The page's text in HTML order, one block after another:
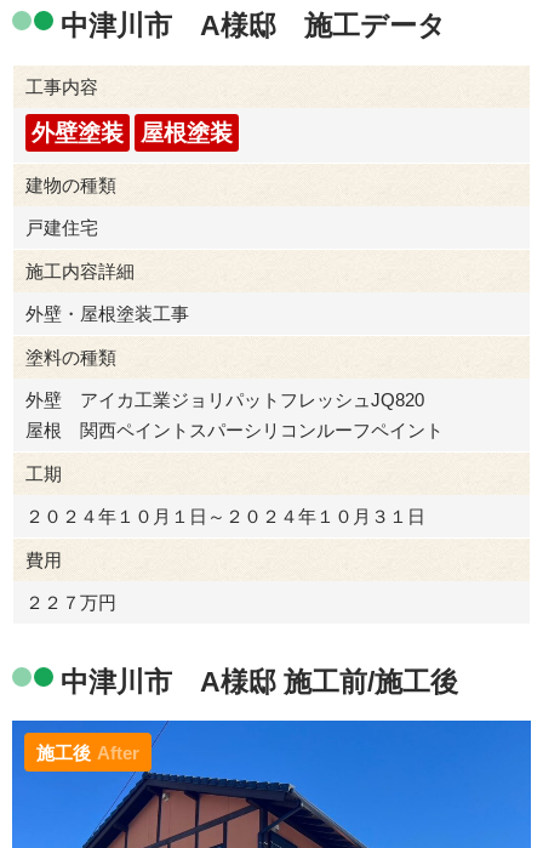
中津川市 A様邸 施工データ
工事内容
外壁塗装 屋根塗装
建物の種類
戸建住宅
施工内容詳細
外壁・屋根塗装工事
塗料の種類
外壁 アイカ工業ジョリパットフレッシュJQ820
屋根 関西ペイントスパーシリコンルーフペイント
工期
２０２４年１０月１日～２０２４年１０月３１日
費用
２２７万円
中津川市 A様邸 施工前/施工後
施工後 After